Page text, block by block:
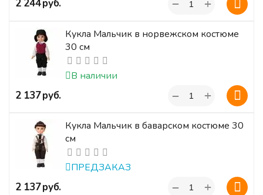
‍2 244‍руб. +
−
Кукла Мальчик в норвежском костюме
30 см
В наличии
‍2 137‍руб. +
−
Кукла Мальчик в баварском костюме 30
см
ПРЕДЗАКАЗ
‍2 137‍руб. +
−